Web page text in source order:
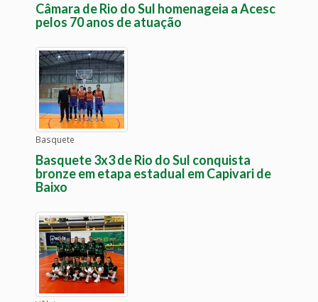
Câmara de Rio do Sul homenageia a Acesc
pelos 70 anos de atuação
Basquete
Basquete 3x3 de Rio do Sul conquista
bronze em etapa estadual em Capivari de
Baixo